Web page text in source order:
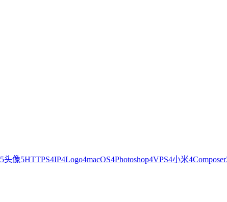
5头像5HTTPS4IP4Logo4macOS4Photoshop4VPS4小米4Composer